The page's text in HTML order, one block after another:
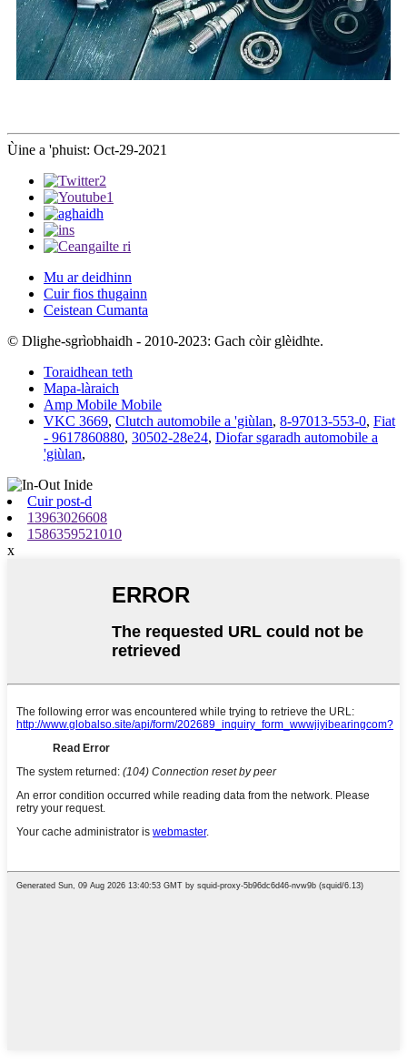
Ùine a 'phuist: Oct-29-2021
Mu ar deidhinn
Cuir fios thugainn
Ceistean Cumanta
© Dlighe-sgrìobhaidh - 2010-2023: Gach còir glèidhte.
Toraidhean teth
Mapa-làraich
Amp Mobile Mobile
VKC 3669, Clutch automobile a 'giùlan, 8-97013-553-0, Fiat
- 9617860880, 30502-28e24, Diofar sgaradh automobile a
'giùlan,
Cuir post-d
13963026608
1586359521010
x